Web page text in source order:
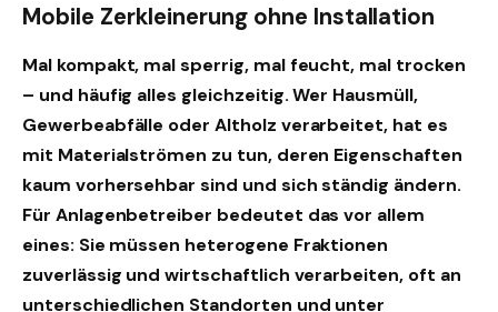
Mobile Zerkleinerung ohne Installation
Mal kompakt, mal sperrig, mal feucht, mal trocken
– und häufig alles gleichzeitig. Wer Hausmüll,
Gewerbeabfälle oder Altholz verarbeitet, hat es
mit Materialströmen zu tun, deren Eigenschaften
kaum vorhersehbar sind und sich ständig ändern.
Für Anlagenbetreiber bedeutet das vor allem
eines: Sie müssen heterogene Fraktionen
zuverlässig und wirtschaftlich verarbeiten, oft an
unterschiedlichen Standorten und unter